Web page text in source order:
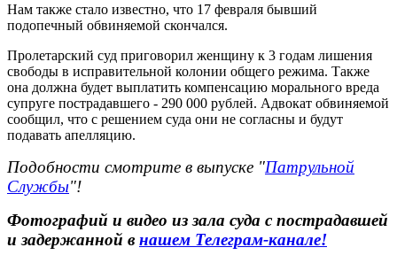
Нам также стало известно, что 17 февраля бывший
подопечный обвиняемой скончался.
Пролетарский суд приговорил женщину к 3 годам лишения
свободы в исправительной колонии общего режима. Также
она должна будет выплатить компенсацию морального вреда
супруге пострадавшего - 290 000 рублей. Адвокат обвиняемой
сообщил, что с решением суда они не согласны и будут
подавать апелляцию.
Подобности смотрите в выпуске "Патрульной
Службы"!
Фотографий и видео из зала суда с пострадавшей
и задержанной в нашем Телеграм-канале!